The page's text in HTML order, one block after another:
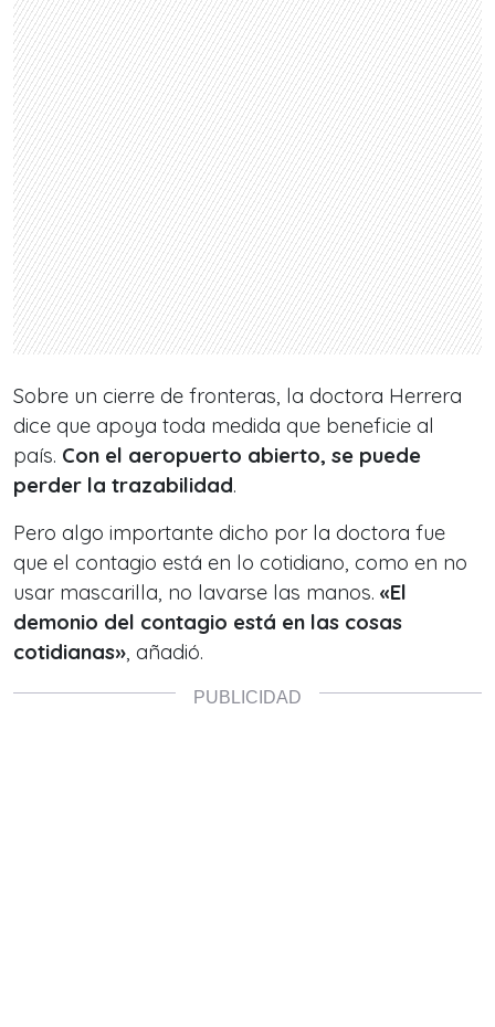
Sobre un cierre de fronteras, la doctora Herrera
dice que apoya toda medida que beneficie al
país. Con el aeropuerto abierto, se puede
perder la trazabilidad.
Pero algo importante dicho por la doctora fue
que el contagio está en lo cotidiano, como en no
usar mascarilla, no lavarse las manos. «El
demonio del contagio está en las cosas
cotidianas», añadió.